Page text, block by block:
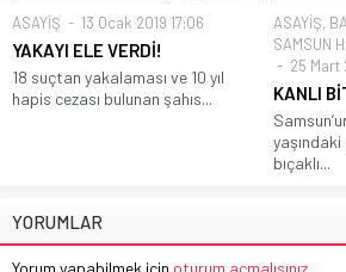
ASAYİŞ 13 Ocak 2019 17:06
YAKAYI ELE VERDİ!
18 suçtan yakalaması ve 10 yıl
hapis cezası bulunan şahıs...
ASAYİŞ,
SAMSUN
25 Mart
KANLI
yaşındaki
bıçaklı...
YORUMLAR